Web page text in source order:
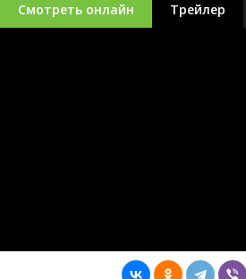
Смотреть онлайн Трейлер